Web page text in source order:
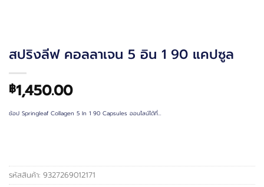
สปริงลีฟ คอลลาเจน 5 อิน 1 90 แคปซูล
฿1,450.00
ช้อป Springleaf Collagen 5 In 1 90 Capsules ออนไลน์ได้ที่…
รหัสสินค้า: 9327269012171